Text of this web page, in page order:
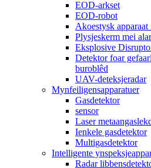
EOD-arkset
EOD-robot
Akoestysk
Plysjeskerm mei
Eksplosive
Detektor foar
buroblêd
UAV-deteksjeradar
Mynfeiligensapparatuer
Gasdetektor
sensor
Laser
Ienkele gasdetektor
Multigasdetektor
Intelligente
Radar